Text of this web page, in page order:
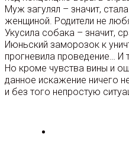
Муж загулял – значит,
женщиной. Родители не
Укусила собака – значит,
Июньский заморозок к
прогневила проведение… И
Но кроме чувства вины и
данное искажение ничего
и без того непростую